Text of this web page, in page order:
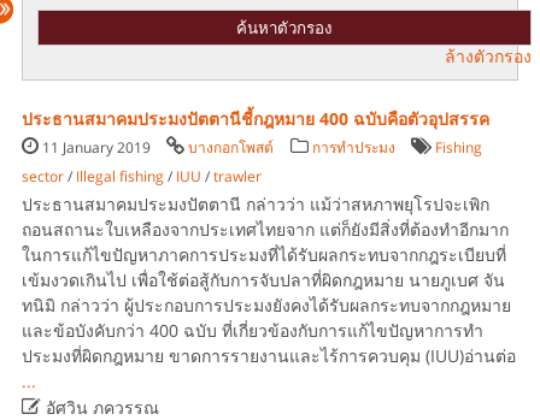
ล้างตัวกรอง
ประธานสมาคมประมงปัตตานีชี้กฎหมาย 400 ฉบับคือตัวอุปสรรค
11 January 2019 บางกอกโพสต์ การทำประมง
Fishing
sector/ Illegal fishing/ IUU /trawler
ประธานสมาคมประมงปัตตานี กล่าวว่า แม้ว่าสหภาพยุโรปจะเพิก
ถอนสถานะใบเหลืองจากประเทศไทยจาก แต่ก็ยังมีสิ่งที่ต้องทำอีกมาก
ในการแก้ไขปัญหาภาคการประมงที่ได้รับผลกระทบจากกฎระเบียบที่
เข้มงวดเกินไป เพื่อใช้ต่อสู้กับการจับปลาที่ผิดกฎหมาย นายภูเบศ จัน
ทนิมิ กล่าวว่า ผู้ประกอบการประมงยังคงได้รับผลกระทบจากกฎหมาย
และข้อบังคับกว่า 400 ฉบับ ที่เกี่ยวข้องกับการแก้ไขปัญหาการทำ
ประมงที่ผิดกฎหมาย ขาดการรายงานและไร้การควบคุม (IUU)อ่านต่อ
...
อัศวิน ภควรรณ